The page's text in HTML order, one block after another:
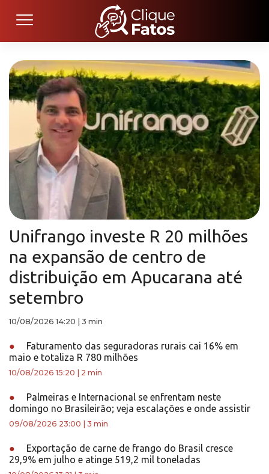
Unifrango investe R 20 milhões
na expansão de centro de
distribuição em Apucarana até
setembro
10/08/2026 14:20 3 min
●
Faturamento das seguradoras rurais cai 16% em
maio e totaliza R 780 milhões
10/08/2026 15:20 2 min
●
Palmeiras e Internacional se enfrentam neste
domingo no Brasileirão; veja escalações e onde assistir
09/08/2026 23:00 3 min
●
Exportação de carne de frango do Brasil cresce
29,9% em julho e atinge 519,2 mil toneladas